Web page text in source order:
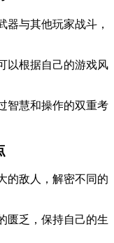
器与其他玩家战斗，
以根据自己的游戏风
智慧和操作的双重考
的敌人，解密不同的
匮乏，保持自己的生